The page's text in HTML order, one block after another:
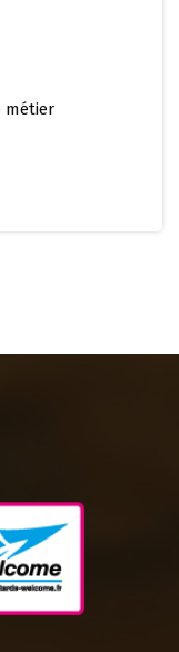
métier